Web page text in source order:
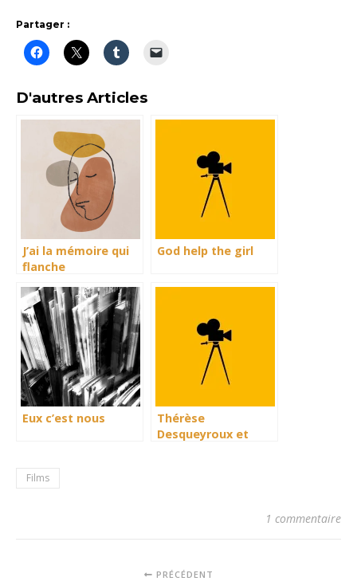
Partager :
D'autres Articles
J’ai la mémoire qui
flanche
God help the girl
Eux c’est nous
Thérèse
Desqueyroux et
Films
1 commentaire
PRÉCÉDENT